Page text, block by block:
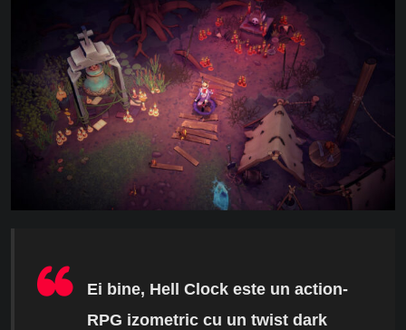
Ei bine, Hell Clock este un action-
RPG izometric cu un twist dark